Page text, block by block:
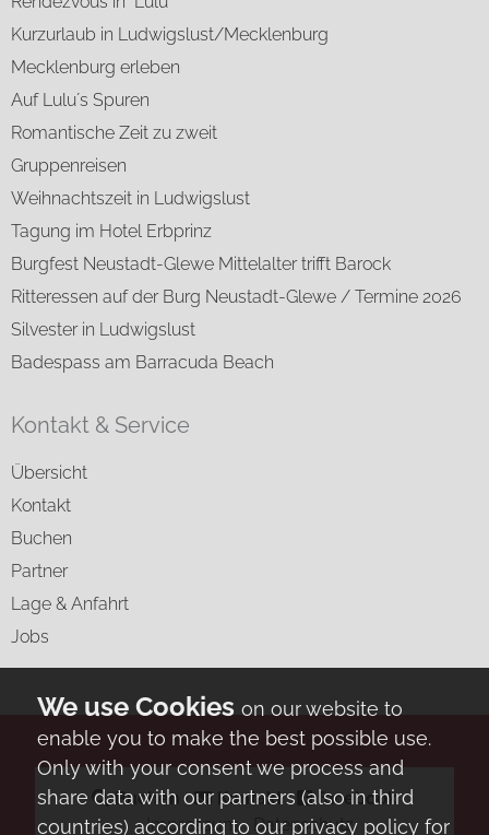
Kurzurlaub in Ludwigslust/Mecklenburg
Mecklenburg erleben
Auf Lulu´s Spuren
Romantische Zeit zu zweit
Gruppenreisen
Weihnachtszeit in Ludwigslust
Tagung im Hotel Erbprinz
Burgfest Neustadt-Glewe Mittelalter trifft Barock
Ritteressen auf der Burg Neustadt-Glewe / Termine 2026
Silvester in Ludwigslust
Badespass am Barracuda Beach
Kontakt & Service
Übersicht
Kontakt
Buchen
Partner
Lage & Anfahrt
Jobs
Buchen ⋅ Kontakt ⋅
facebook
⋅ Impressum ⋅ Datenschutz
on our website to
enable you to make the best possible use.
Only with your consent we process and
share data with our partners (also in third
countries) according to our privacy policy for